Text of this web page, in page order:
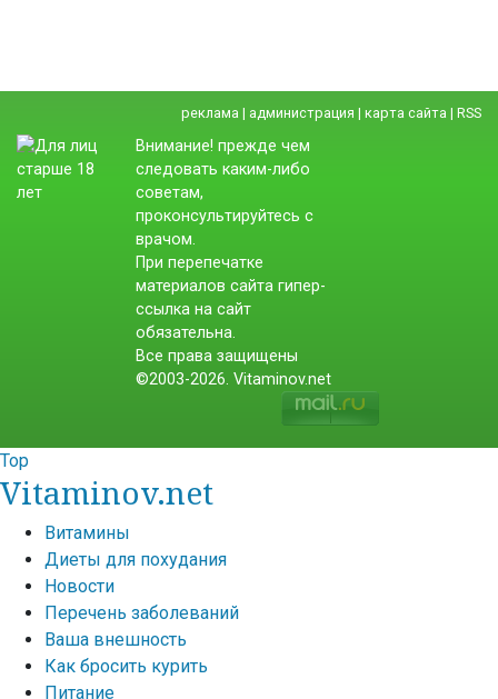
реклама | администрация | карта сайта | RSS
Внимание! прежде чем
следовать каким-либо
советам,
проконсультируйтесь с
врачом.
При перепечатке
материалов сайта гипер-
ссылка на сайт
обязательна.
Все права защищены
©2003-2026. Vitaminov.net
Top
Vitaminov.net
Витамины
Диеты для похудания
Новости
Перечень заболеваний
Ваша внешность
Как бросить курить
Питание